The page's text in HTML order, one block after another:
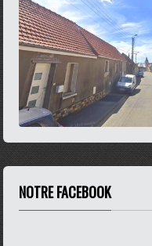
NOTRE FACEBOOK